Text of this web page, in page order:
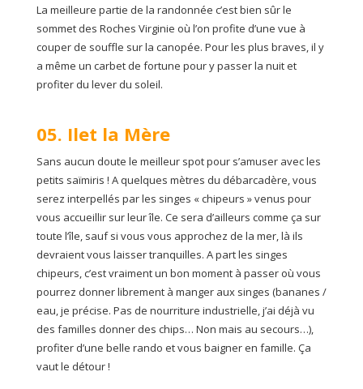
La meilleure partie de la randonnée c’est bien sûr le
sommet des Roches Virginie où l’on profite d’une vue à
couper de souffle sur la canopée. Pour les plus braves, il y
a même un carbet de fortune pour y passer la nuit et
profiter du lever du soleil.
05. Ilet la Mère
Sans aucun doute le meilleur spot pour s’amuser avec les
petits saïmiris ! A quelques mètres du débarcadère, vous
serez interpellés par les singes « chipeurs » venus pour
vous accueillir sur leur île. Ce sera d’ailleurs comme ça sur
toute l’île, sauf si vous vous approchez de la mer, là ils
devraient vous laisser tranquilles. A part les singes
chipeurs, c’est vraiment un bon moment à passer où vous
pourrez donner librement à manger aux singes (bananes /
eau, je précise. Pas de nourriture industrielle, j’ai déjà vu
des familles donner des chips… Non mais au secours…),
profiter d’une belle rando et vous baigner en famille. Ça
vaut le détour !